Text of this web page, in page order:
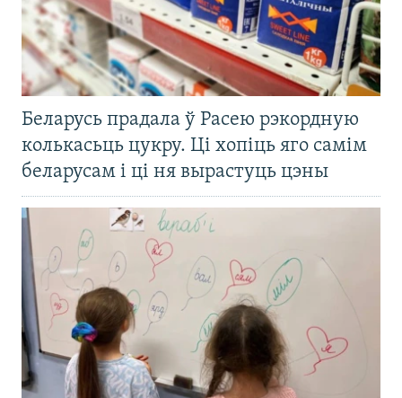
Беларусь прадала ў Расею рэкордную
колькасьць цукру. Ці хопіць яго самім
беларусам і ці ня вырастуць цэны